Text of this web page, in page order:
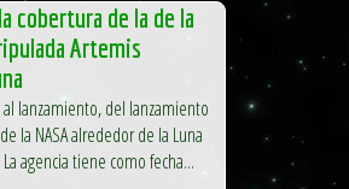
cobertura de la de la
Artemis
al lanzamiento, del lanzamiento
la NASA alrededor de la Luna
agencia tiene como fecha...